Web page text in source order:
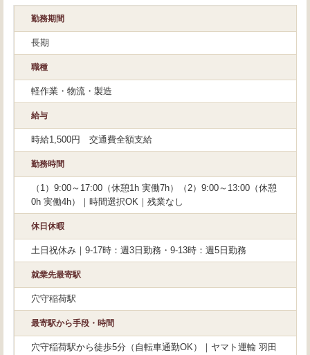
勤務期間
長期
職種
軽作業・物流・製造
給与
時給1,500円 交通費全額支給
勤務時間
（1）9:00～17:00（休憩1h 実働7h）（2）9:00～13:00（休憩
0h 実働4h）｜時間選択OK｜残業なし
休日休暇
土日祝休み｜9-17時：週3日勤務・9-13時：週5日勤務
就業先最寄駅
穴守稲荷駅
最寄駅から手段・時間
穴守稲荷駅から徒歩5分（自転車通勤OK）｜ヤマト運輸 羽田